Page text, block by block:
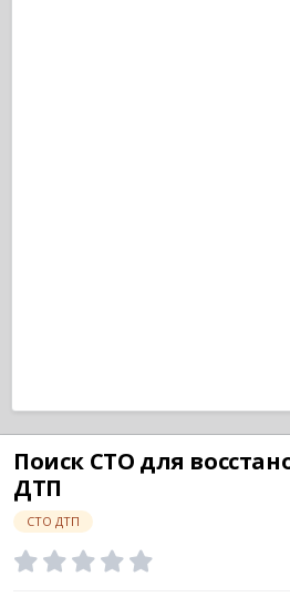
Поиск СТО для
ДТП
СТО ДТП